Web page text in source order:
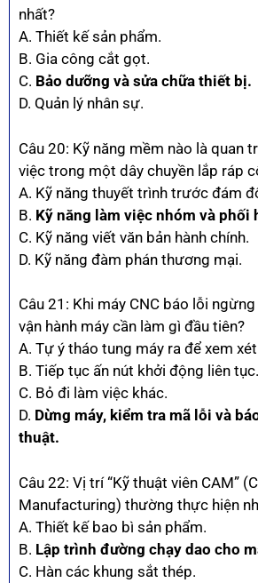
nhất?
A. Thiết kế sản phẩm.
B. Gia công cắt gọt.
C. Bảo dưỡng và sửa chữa thiết bị.
D. Quản lý nhân sự.
Câu 20: Kỹ năng mềm nào là quan
việc trong một dây chuyền lắp ráp
A. Kỹ năng thuyết trình trước đám
B. Kỹ năng làm việc nhóm và phối
C. Kỹ năng viết văn bản hành chính.
D. Kỹ năng đàm phán thương mại.
Câu 21: Khi máy CNC báo lỗi
vận hành máy cần làm gì đầu tiên?
A. Tự ý tháo tung máy ra để xem
B. Tiếp tục ấn nút khởi động liên tục.
C. Bỏ đi làm việc khác.
D. Dừng máy, kiểm tra mã lỗi và
thuật.
Câu 22: Vị trí “Kỹ thuật viên CAM”
Manufacturing) thường thực hiện
A. Thiết kế bao bì sản phẩm.
B. Lập trình đường chạy dao cho
C. Hàn các khung sắt thép.